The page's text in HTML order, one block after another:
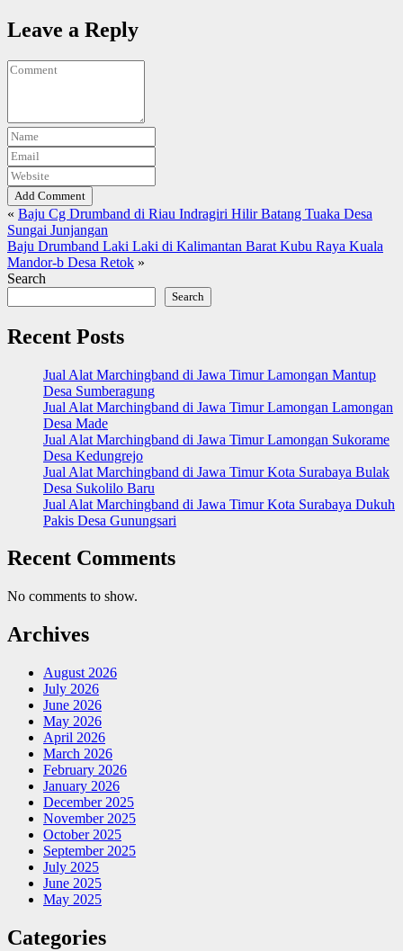
Leave a Reply
Add Comment
« Baju Cg Drumband di Riau Indragiri Hilir Batang Tuaka Desa
Sungai Junjangan
Baju Drumband Laki Laki di Kalimantan Barat Kubu Raya Kuala
Mandor-b Desa Retok »
Search
Search
Recent Posts
Jual Alat Marchingband di Jawa Timur Lamongan Mantup
Desa Sumberagung
Jual Alat Marchingband di Jawa Timur Lamongan Lamongan
Desa Made
Jual Alat Marchingband di Jawa Timur Lamongan Sukorame
Desa Kedungrejo
Jual Alat Marchingband di Jawa Timur Kota Surabaya Bulak
Desa Sukolilo Baru
Jual Alat Marchingband di Jawa Timur Kota Surabaya Dukuh
Pakis Desa Gunungsari
Recent Comments
No comments to show.
Archives
August 2026
July 2026
June 2026
May 2026
April 2026
March 2026
February 2026
January 2026
December 2025
November 2025
October 2025
September 2025
July 2025
June 2025
May 2025
Categories